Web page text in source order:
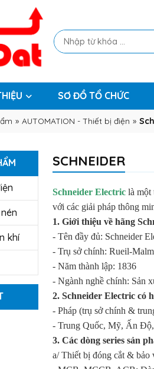
SƠ ĐỒ TỔ CHỨC
» AUTOMATION - Thiết bị điện »
khí
SCHNEIDER
Schneider Electric là một
với các giải pháp thông
1. Giới thiệu về hãng
- Tên đầy đủ: Schneider
- Trụ sở chính: Rueil-
- Năm thành lập: 1836
- Ngành nghề chính: Sản
2. Schneider Electric có
- Pháp (trụ sở chính &
- Trung Quốc, Mỹ, Ấn
3. Các dòng series sản
a/ Thiết bị đóng cắt & bảo